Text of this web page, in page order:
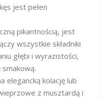
jest pełen
pikantnością, jest
wszystkie składniki
głębi i wyrazistości,
elegancką kolację lub
z musztardą i